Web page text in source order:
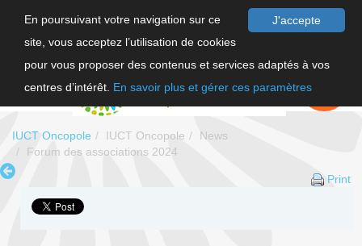
J'accepte
En poursuivant votre navigation sur ce
site, vous acceptez l’utilisation de cookies
pour vous proposer des contenus et services adaptés à vos
centres d’intérêt. En savoir plus et gérer ces paramètres
FAIRE UN
DON
IUCT Oncopole IUCT Oncopole
News
Forum des associations 2024
Print